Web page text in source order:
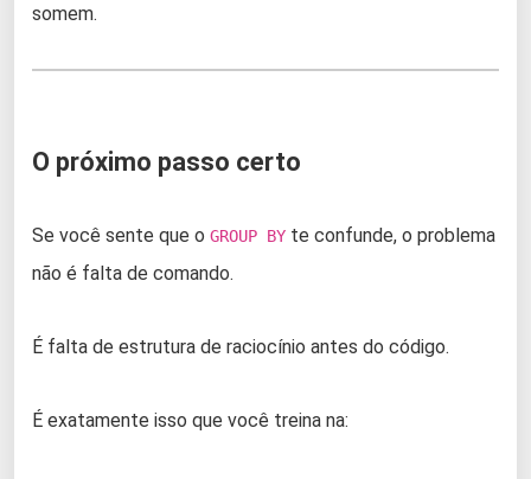
somem.
O próximo passo certo
Se você sente que o GROUP BY te confunde, o problema
não é falta de comando.
É falta de estrutura de raciocínio antes do código.
É exatamente isso que você treina na: